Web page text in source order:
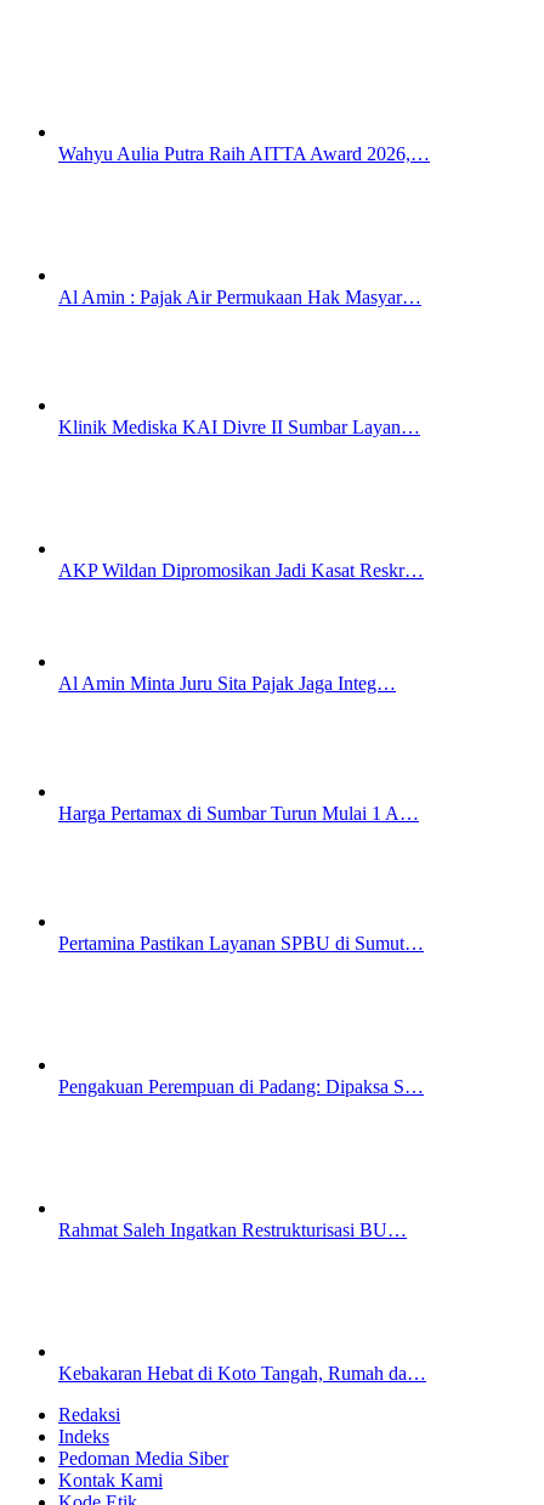
Wahyu Aulia Putra Raih AITTA Award 2026,…
Al Amin : Pajak Air Permukaan Hak Masyar…
Klinik Mediska KAI Divre II Sumbar Layan…
AKP Wildan Dipromosikan Jadi Kasat Reskr…
Al Amin Minta Juru Sita Pajak Jaga Integ…
Harga Pertamax di Sumbar Turun Mulai 1 A…
Pertamina Pastikan Layanan SPBU di Sumut…
Pengakuan Perempuan di Padang: Dipaksa S…
Rahmat Saleh Ingatkan Restrukturisasi BU…
Kebakaran Hebat di Koto Tangah, Rumah da…
Redaksi
Indeks
Pedoman Media Siber
Kontak Kami